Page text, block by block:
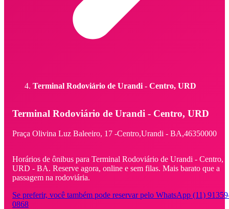
Terminal Rodoviário de Urandi - Centro, URD
Terminal Rodoviário de Urandi - Centro, URD
Praça Olivina Luz Baleeiro, 17 -Centro,Urandi - BA,46350000
Horários de ônibus para Terminal Rodoviário de Urandi - Centro,
URD - BA. Reserve agora, online e sem filas. Mais barato que a
passagem na rodoviária.
Se preferir, você também pode reservar pelo WhatsApp (11)
0868